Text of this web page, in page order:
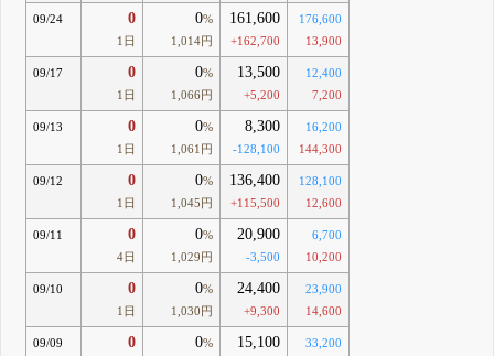
09/24 0
1日
0%
1,014円
161,600
+162,700
176,600
13,900
09/17 0
1日
0%
1,066円
13,500
+5,200
12,400
7,200
09/13 0
1日
0%
1,061円
8,300
-128,100
16,200
144,300
09/12 0
1日
0%
1,045円
136,400
+115,500
128,100
12,600
09/11 0
4日
0%
1,029円
20,900
-3,500
6,700
10,200
09/10 0
1日
0%
1,030円
24,400
+9,300
23,900
14,600
09/09 0 0%
15,100
33,200